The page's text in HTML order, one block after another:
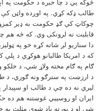
طالب ډکه کړي. په اوږده واټن
چوکاټ کې ګډ حکومت به ډیر
قابلیت نه لرونکی وي. که څه هم
دا سناریو لږ شاته کړه خو په
که د امریکا طالبانو هوکړي د پلې
ګام په ګام مخته ولاړ شي، د
د ارزښت په سترګو ونه ګوري، د
لیري نه ده چې د طالب او سپيدار
ایران او روسییي غوښتنه هم ده
شي او د پورته یاد شوي مثلث